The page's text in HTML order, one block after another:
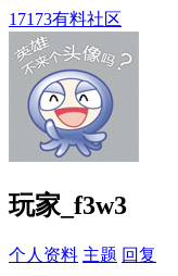
17173有料社区
玩家_f3w3
个人资料 主题 回复